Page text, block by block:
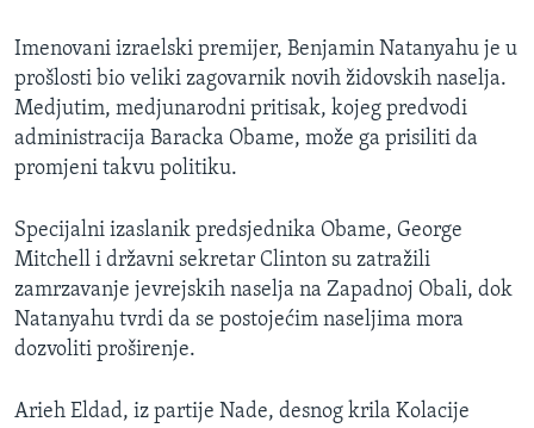
Imenovani izraelski premijer, Benjamin Natanyahu je u
prošlosti bio veliki zagovarnik novih židovskih naselja.
Medjutim, medjunarodni pritisak, kojeg predvodi
administracija Baracka Obame, može ga prisiliti da
promjeni takvu politiku.
Specijalni izaslanik predsjednika Obame, George
Mitchell i državni sekretar Clinton su zatražili
zamrzavanje jevrejskih naselja na Zapadnoj Obali, dok
Natanyahu tvrdi da se postojećim naseljima mora
dozvoliti proširenje.
Arieh Eldad, iz partije Nade, desnog krila Kolacije